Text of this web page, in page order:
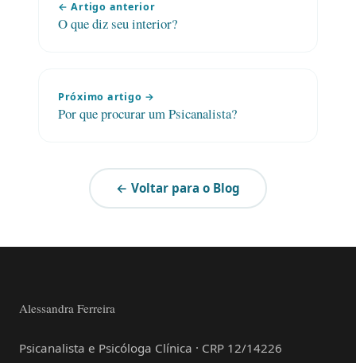
← Artigo anterior
O que diz seu interior?
Próximo artigo →
Por que procurar um Psicanalista?
← Voltar para o Blog
Alessandra Ferreira
Psicanalista e Psicóloga Clínica · CRP 12/14226